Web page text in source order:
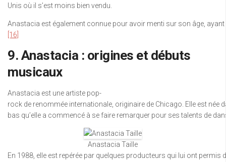
Unis où il s’est moins bien vendu.
Anastacia est également connue pour avoir menti sur son âge, ayant
[16]
9. Anastacia : origines et débuts
musicaux
Anastacia est une artiste pop-
rock de renommée internationale, originaire de Chicago. Elle est née
bas qu’elle a commencé à se faire remarquer pour ses talents de
Anastacia Taille
En 1988, elle est repérée par quelques producteurs qui lui ont permis